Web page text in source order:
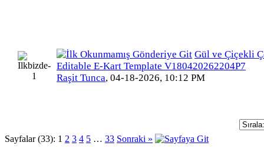
Gül ve Çiçekli
Editable E-Kart Template V180420262204P7
Raşit Tunca, 04-18-2026, 10:12 PM
Sayfalar (33): 1 2 3 4 5 … 33 Sonraki »